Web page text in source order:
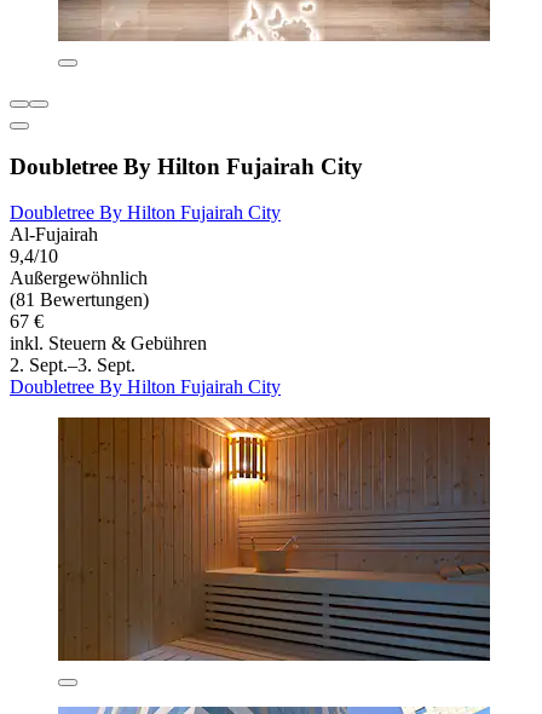
Doubletree By Hilton Fujairah City
Doubletree By Hilton Fujairah City
Al-Fujairah
9,4/10
Außergewöhnlich
(81 Bewertungen)
67 €
inkl. Steuern & Gebühren
2. Sept.–3. Sept.
Doubletree By Hilton Fujairah City